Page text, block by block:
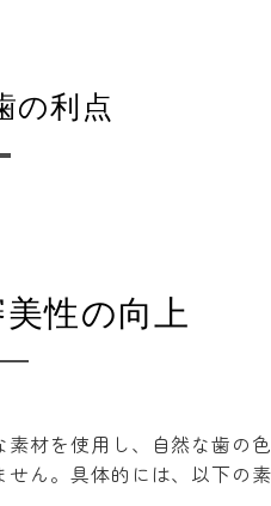
の利点
性の向上
材を使用し、自然な歯の
ん。具体的には、以下の